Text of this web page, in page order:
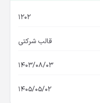
1202
قالب شرکتی
1403/08/03
1405/05/02